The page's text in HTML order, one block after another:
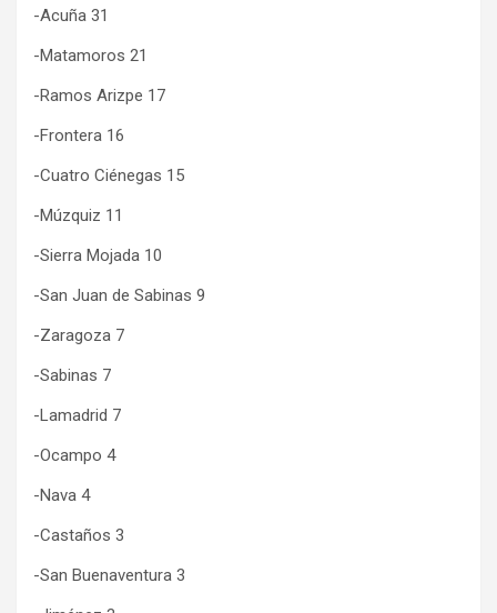
-Acuña 31
-Matamoros 21
-Ramos Arizpe 17
-Frontera 16
-Cuatro Ciénegas 15
-Múzquiz 11
-Sierra Mojada 10
-San Juan de Sabinas 9
-Zaragoza 7
-Sabinas 7
-Lamadrid 7
-Ocampo 4
-Nava 4
-Castaños 3
-San Buenaventura 3